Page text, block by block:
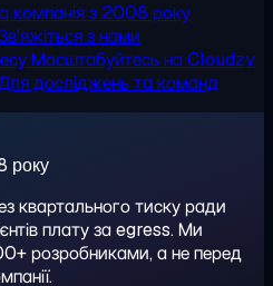
компанія з 2008 року
з нами
Масштабуйтесь на Cloudzy
досліджень та команд
року
квартального тиску ради
плату за egress. Ми
розробниками, а не перед